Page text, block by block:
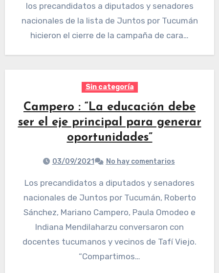
los precandidatos a diputados y senadores
nacionales de la lista de Juntos por Tucumán
hicieron el cierre de la campaña de cara…
Sin categoría
Campero : “La educación debe
ser el eje principal para generar
oportunidades”
03/09/2021 No hay comentarios
Los precandidatos a diputados y senadores
nacionales de Juntos por Tucumán, Roberto
Sánchez, Mariano Campero, Paula Omodeo e
Indiana Mendilaharzu conversaron con
docentes tucumanos y vecinos de Tafí Viejo.
“Compartimos…